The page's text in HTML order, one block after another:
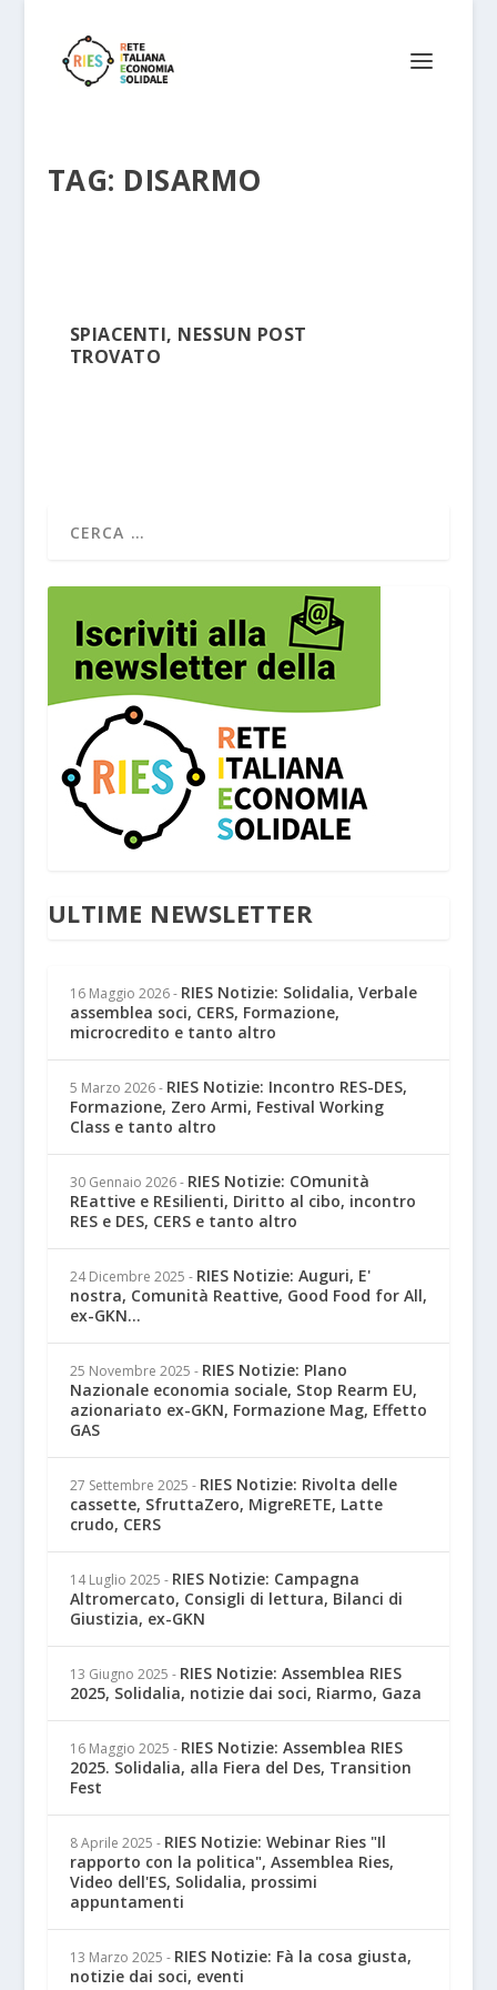
TAG: DISARMO
SPIACENTI, NESSUN POST
TROVATO
ULTIME NEWSLETTER
16 Maggio 2026 - RIES Notizie: Solidalia, Verbale
assemblea soci, CERS, Formazione,
microcredito e tanto altro
5 Marzo 2026 - RIES Notizie: Incontro RES-DES,
Formazione, Zero Armi, Festival Working
Class e tanto altro
30 Gennaio 2026 - RIES Notizie: COmunità
REattive e REsilienti, Diritto al cibo, incontro
RES e DES, CERS e tanto altro
24 Dicembre 2025 - RIES Notizie: Auguri, E'
nostra, Comunità Reattive, Good Food for All,
ex-GKN...
25 Novembre 2025 - RIES Notizie: PIano
Nazionale economia sociale, Stop Rearm EU,
azionariato ex-GKN, Formazione Mag, Effetto
GAS
27 Settembre 2025 - RIES Notizie: Rivolta delle
cassette, SfruttaZero, MigreRETE, Latte
crudo, CERS
14 Luglio 2025 - RIES Notizie: Campagna
Altromercato, Consigli di lettura, Bilanci di
Giustizia, ex-GKN
13 Giugno 2025 - RIES Notizie: Assemblea RIES
2025, Solidalia, notizie dai soci, Riarmo, Gaza
16 Maggio 2025 - RIES Notizie: Assemblea RIES
2025. Solidalia, alla Fiera del Des, Transition
Fest
8 Aprile 2025 - RIES Notizie: Webinar Ries "Il
rapporto con la politica", Assemblea Ries,
Video dell'ES, Solidalia, prossimi
appuntamenti
13 Marzo 2025 - RIES Notizie: Fà la cosa giusta,
notizie dai soci, eventi